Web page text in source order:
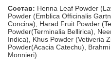
Состав: Henna Leaf Powder
Powder (Emblica Officinalis
Concina), Harad Fruit Powder
Powder(Terminalia Bellirica),
Indica), Khus Powder (Vetiveria
Powder(Acacia Catechu),
Monnieri)